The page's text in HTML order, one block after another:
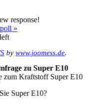
response!
»
by www.joomess.de.
zu Super E10
zum Kraftstoff Super E10
Super E10?